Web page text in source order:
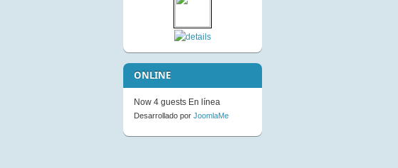
Not Available to Guests
ONLINE
Now 4 guests En línea
Desarrollado porJoomlaMe